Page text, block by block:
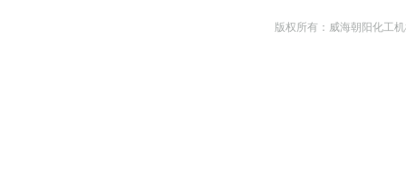
版权所有：威海朝阳化工